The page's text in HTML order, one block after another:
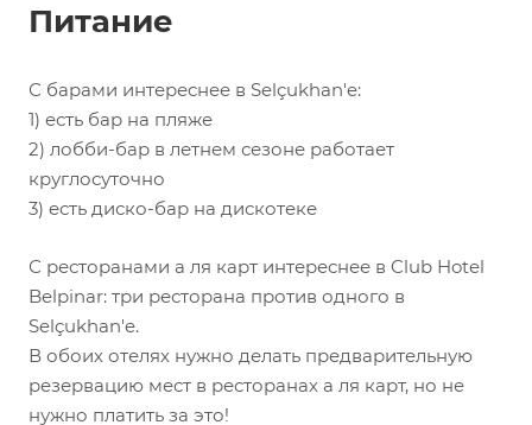
Питание
С барами интереснее в Selçukhan'e:
1) есть бар на пляже
2) лобби-бар в летнем сезоне работает
круглосуточно
3) есть диско-бар на дискотеке
С ресторанами а ля карт интереснее в Club Hotel
Belpinar: три ресторана против одного в
Selçukhan'e.
В обоих отелях нужно делать предварительную
резервацию мест в ресторанах а ля карт, но не
нужно платить за это!